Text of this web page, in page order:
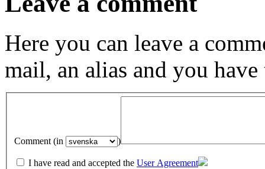
Here you can leave a
mail, an alias and you have
Comment (in )
I have read and accepted the User Agreement